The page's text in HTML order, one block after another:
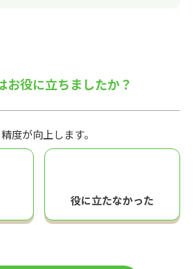
お役に立ちましたか？
度が向上します。
役に立たなかった